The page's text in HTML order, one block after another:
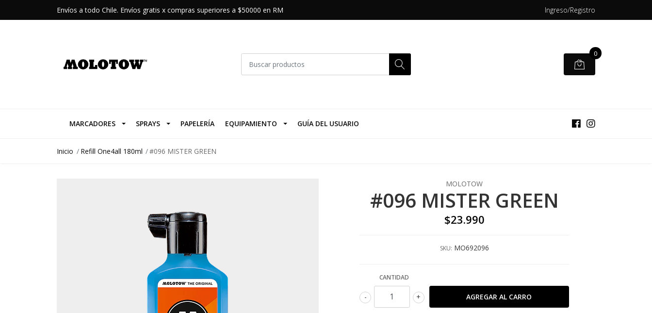
Envíos a todo Chile. Envíos gratis x compras superiores a $50000 en RM Ingreso/Registro
0
MARCADORES SPRAYS PAPELERÍA EQUIPAMIENTO GUÍA DEL USUARIO
Inicio Refill One4all 180ml #096 MISTER GREEN
MOLOTOW
#096 MISTER GREEN
$23.990
SKU: MO692096
CANTIDAD
+
-